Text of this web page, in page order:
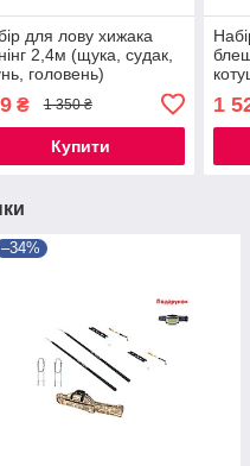
для лову хижака
2,4м (щука, судак,
головень)
₴ 1 350 ₴
Купити
1
–34%